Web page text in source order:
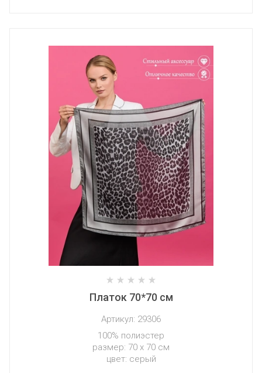
Платок 70*70 см
Артикул: 29306
100% полиэстер
размер: 70 х 70 см
цвет: серый